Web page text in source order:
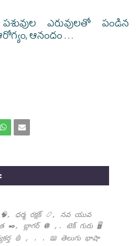
ఎరువులతో పండిన
ఆనందం . . .
ధర్మ రక్షక్ 📿, నవ యువ
✒️, బ్లాగర్ 🪩 ,. టెక్ గురు 🖥️
🩸 , . . 📖 తెలుగు భాషా